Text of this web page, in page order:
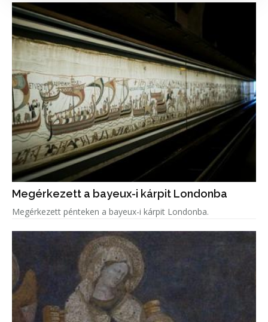
Megérkezett a bayeux-i kárpit Londonba
Megérkezett pénteken a bayeux-i kárpit Londonba.